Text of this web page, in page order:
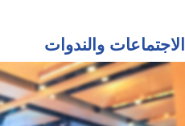
الاجتماعات والندوات